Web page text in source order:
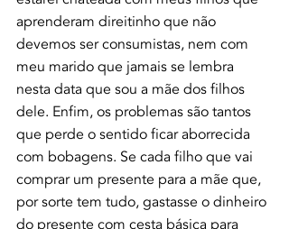
aprenderam direitinho que não
devemos ser consumistas, nem com
meu marido que jamais se lembra
nesta data que sou a mãe dos filhos
dele. Enfim, os problemas são tantos
que perde o sentido ficar aborrecida
com bobagens. Se cada filho que vai
comprar um presente para a mãe que,
por sorte tem tudo, gastasse o dinheiro
do presente com cesta básica para